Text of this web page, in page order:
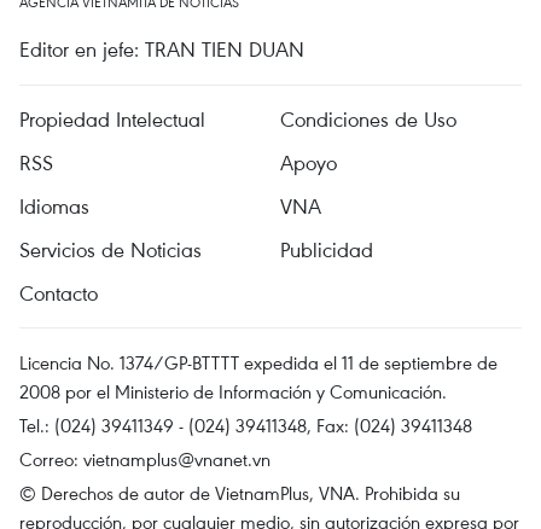
Editor en jefe: TRAN TIEN DUAN
Propiedad Intelectual
Condiciones de Uso
RSS
Apoyo
Idiomas
VNA
Servicios de Noticias
Publicidad
Contacto
Licencia No. 1374/GP-BTTTT expedida el 11 de septiembre de
2008 por el Ministerio de Información y Comunicación.
Tel.: (024) 39411349 - (024) 39411348, Fax: (024) 39411348
Correo: vietnamplus@vnanet.vn
© Derechos de autor de VietnamPlus, VNA. Prohibida su
reproducción, por cualquier medio, sin autorización expresa por